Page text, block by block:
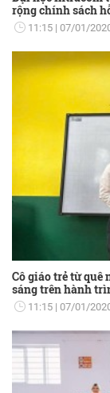
rộng chính sách
11:15 07/01/
Cô giáo trẻ từ quê
sáng trên hành
11:15 07/01/